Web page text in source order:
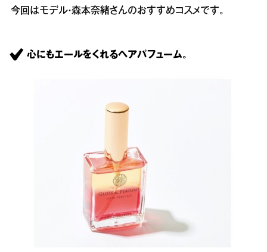
今回はモデル・森本奈緒さんのおすすめコスメです。
心にもエールをくれるヘアパフューム。